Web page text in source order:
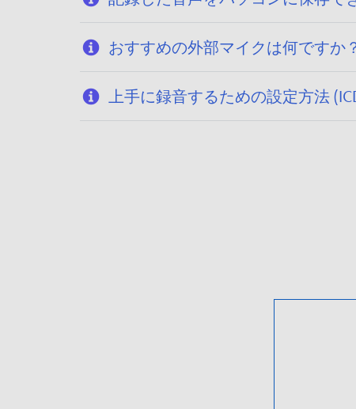
おすすめの外部マイクは何ですか
上手に録音するための設定方法